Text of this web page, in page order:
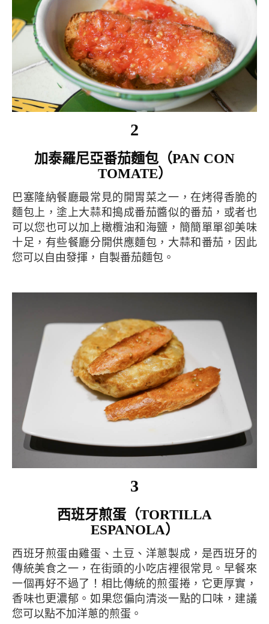
2
加泰羅尼亞番茄麵包（PAN CON
TOMATE）
巴塞隆納餐廳最常見的開胃菜之一，在烤得香脆的
麵包上，塗上大蒜和搗成番茄醬似的番茄，或者也
可以您也可以加上橄欖油和海鹽，簡簡單單卻美味
十足，有些餐廳分開供應麵包，大蒜和番茄，因此
您可以自由發揮，自製番茄麵包。
3
西班牙煎蛋（TORTILLA
ESPANOLA）
西班牙煎蛋由雞蛋、土豆、洋蔥製成，是西班牙的
傳統美食之一，在街頭的小吃店裡很常見。早餐來
一個再好不過了！相比傳統的煎蛋捲，它更厚實，
香味也更濃郁。如果您偏向清淡一點的口味，建議
您可以點不加洋蔥的煎蛋。